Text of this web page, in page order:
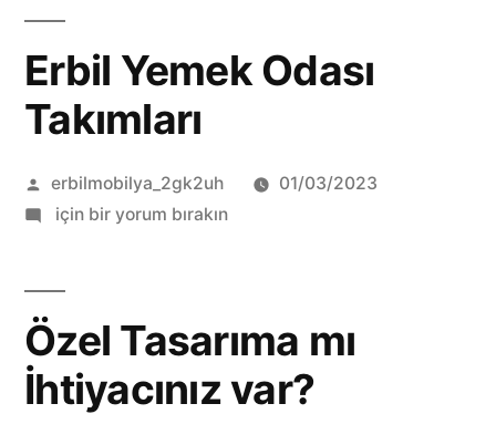
Erbil Yemek Odası
Takımları
erbilmobilya_2gk2uh
01/03/2023
için bir yorum bırakın
Özel Tasarıma mı
İhtiyacınız var?